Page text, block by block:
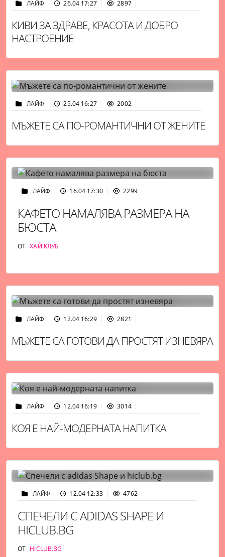
ЛАЙФ 26.04 17:27 2897
КИВИ ЗА ЗДРАВЕ, КРАСОТА И ДОБРО
НАСТРОЕНИЕ
ЛАЙФ 25.04 16:27 2002
МЪЖЕТЕ СА ПО-РОМАНТИЧНИ ОТ ЖЕНИТЕ
ЛАЙФ 16.04 17:30 2299
КАФЕТО НАМАЛЯВА РАЗМЕРА НА
БЮСТА
ОТ ХАЙ КЛУБ
ЛАЙФ 12.04 16:29 2821
МЪЖЕТЕ СА ГОТОВИ ДА ПРОСТЯТ ИЗНЕВЯРА
ЛАЙФ 12.04 16:19 3014
КОЯ Е НАЙ-МОДЕРНАТА НАПИТКА
ЛАЙФ 12.04 12:33 4762
СПЕЧЕЛИ С ADIDAS SHAPE И
HICLUB.BG
ОТ HICLUB.BG